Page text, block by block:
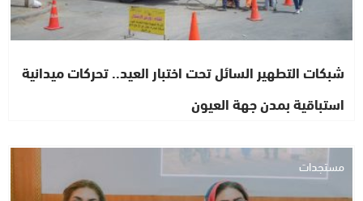
شبكات التطهير السائل تحت اختبار العيد.. تحركات ميدانية
استباقية بمدن جهة العيون
مستجدات